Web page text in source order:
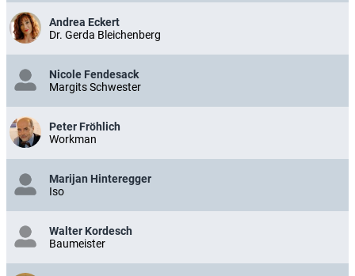
Andrea Eckert
Dr. Gerda Bleichenberg
Nicole Fendesack
Margits Schwester
Peter Fröhlich
Workman
Marijan Hinteregger
Iso
Walter Kordesch
Baumeister